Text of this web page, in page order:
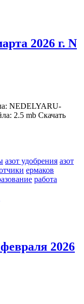
2026 г. N
NEDELYARU-
2.5 mb Скачать
азот удобрения азот
ермаков
работа
2026